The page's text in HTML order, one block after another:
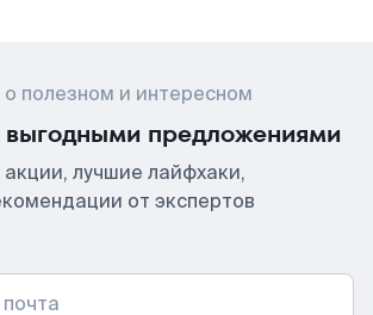
полезном и интересном
предложениями
лучшие лайфхаки,
от экспертов